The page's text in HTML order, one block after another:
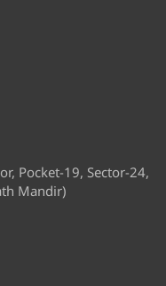
Pocket-19, Sector-24,
Mandir)